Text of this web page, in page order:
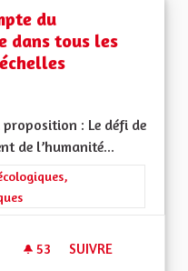
du
dans tous les
: Le défi de
de l’humanité...
: Les transitions
53 53 ABONNÉS
SUIVRE